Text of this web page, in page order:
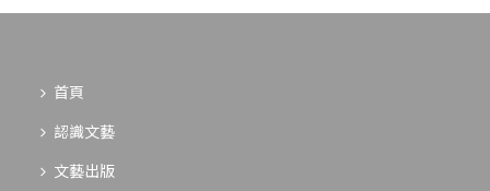
首頁
認識文藝
文藝出版